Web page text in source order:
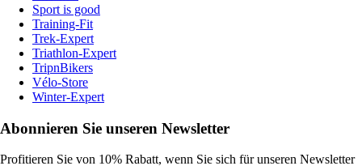
Sport is good
Training-Fit
Trek-Expert
Triathlon-Expert
TripnBikers
Vélo-Store
Winter-Expert
Abonnieren Sie unseren Newsletter
Profitieren Sie von 10% Rabatt, wenn Sie sich für unseren Newsletter